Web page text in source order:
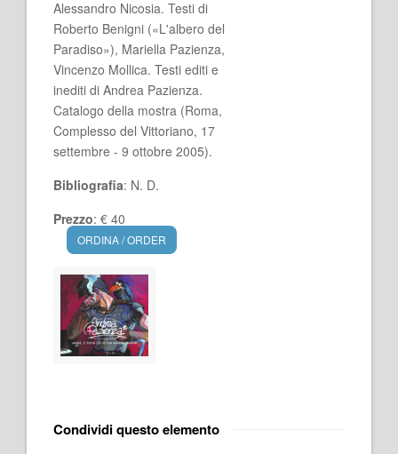
Alessandro Nicosia. Testi di
Roberto Benigni («L'albero del
Paradiso»), Mariella Pazienza,
Vincenzo Mollica. Testi editi e
inediti di Andrea Pazienza.
Catalogo della mostra (Roma,
Complesso del Vittoriano, 17
settembre - 9 ottobre 2005).
Bibliografia: N. D.
Prezzo: € 40
ORDINA / ORDER
Condividi questo elemento